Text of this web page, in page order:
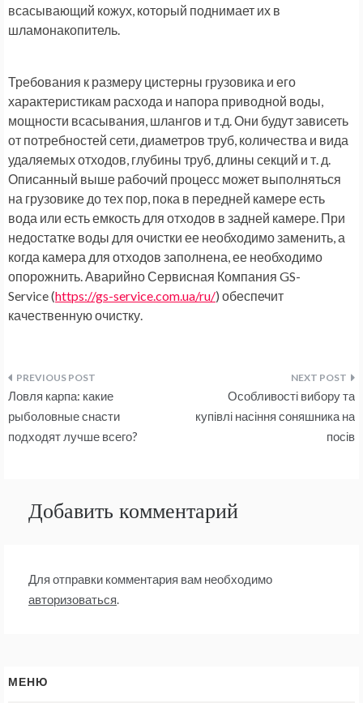
всасывающий кожух, который поднимает их в
шламонакопитель.
Требования к размеру цистерны грузовика и его
характеристикам расхода и напора приводной воды,
мощности всасывания, шлангов и т.д. Они будут зависеть
от потребностей сети, диаметров труб, количества и вида
удаляемых отходов, глубины труб, длины секций и т. д.
Описанный выше рабочий процесс может выполняться
на грузовике до тех пор, пока в передней камере есть
вода или есть емкость для отходов в задней камере. При
недостатке воды для очистки ее необходимо заменить, а
когда камера для отходов заполнена, ее необходимо
опорожнить. Аварийно Сервисная Компания GS-
Service (https://gs-service.com.ua/ru/) обеспечит
качественную очистку.
Навигация
по
Ловля карпа: какие
рыболовные снасти
подходят лучше всего?
Особливості вибору та
купівлі насіння соняшника на
посів
Добавить комментарий
Для отправки комментария вам необходимо
авторизоваться.
МЕНЮ